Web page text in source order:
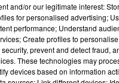
tandemen mai 2022,
impressionnant :
à l’arrière. On dort en
des lacs asséchés
acolytes seronten
and/or our legitimate interest:
for personalised advertising;
performance; Understand
Create profiles to
prevent and detect fraud,
These technologies may
devices based on information